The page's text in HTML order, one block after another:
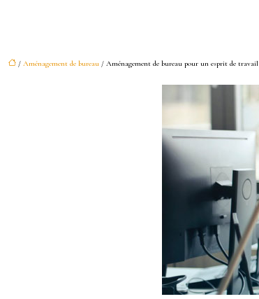
/ Aménagement de bureau / Aménagement de bureau pour un esprit de travail